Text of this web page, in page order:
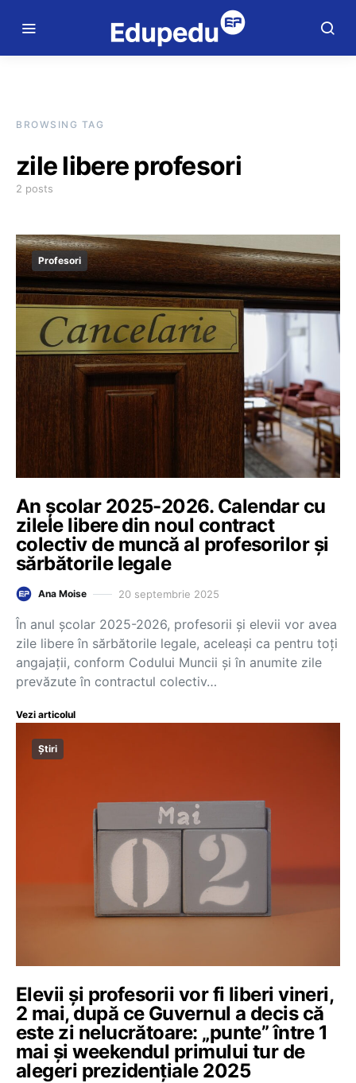
BROWSING TAG
zile libere profesori
2 posts
Profesori
An școlar 2025-2026. Calendar cu
zilele libere din noul contract
colectiv de muncă al profesorilor și
sărbătorile legale
Ana Moise 20 septembrie 2025
În anul școlar 2025-2026, profesorii și elevii vor avea
zile libere în sărbătorile legale, aceleași ca pentru toți
angajații, conform Codului Muncii și în anumite zile
prevăzute în contractul colectiv…
Vezi articolul
Știri
Elevii și profesorii vor fi liberi vineri,
2 mai, după ce Guvernul a decis că
este zi nelucrătoare: „punte” între 1
mai și weekendul primului tur de
alegeri prezidențiale 2025